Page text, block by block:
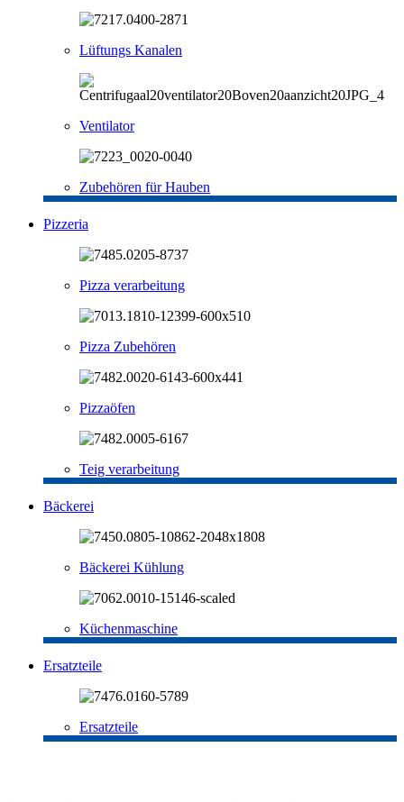
Lüftungs Kanalen
Ventilator
Zubehören für Hauben
Pizzeria
Pizza verarbeitung
Pizza Zubehören
Pizzaöfen
Teig verarbeitung
Bäckerei
Bäckerei Kühlung
Küchenmaschine
Ersatzteile
Ersatzteile